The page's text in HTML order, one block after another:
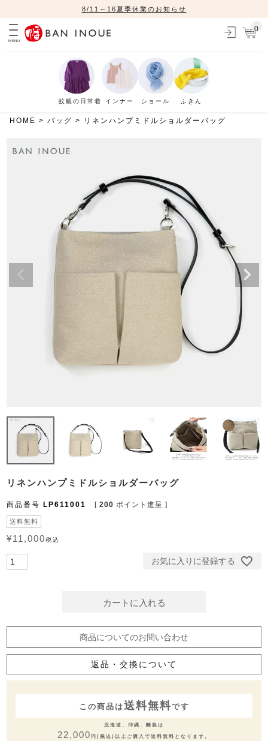
8/11～16夏季休業のお知らせ
MENU
0
蚊帳の日常着 インナー ショール ふきん
HOME バッグ リネンハンプミドルショルダーバッグ
リネンハンプミドルショルダーバッグ
商品番号 LP611001 [ 200 ポイント進呈 ]
送料無料
¥11,000税込
お気に入りに登録する
カートに入れる
商品についてのお問い合わせ
返品・交換について
この商品は送料無料です
北海道、沖縄、離島は
22,000 円(税込)以上ご購入で送料無料となります。